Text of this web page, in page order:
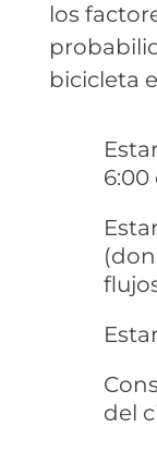
los
bicicleta
6:00
del